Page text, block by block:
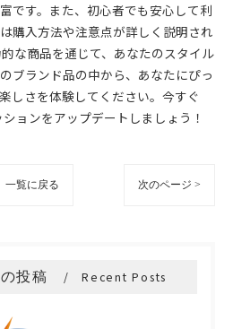
です。また、初心者でも安心して利
購入方法や注意点が詳しく説明され
な商品を通じて、あなたのスタイル
ブランド品の中から、あなたにぴっ
しさを体験してください。今すぐ
ョンをアップデートしましょう！
一覧に戻る 次のページ >
投稿 Recent Posts